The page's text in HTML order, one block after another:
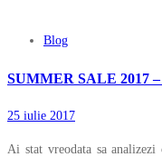
Blog
SUMMER SALE 2017
25 iulie 2017
Ai stat vreodata sa